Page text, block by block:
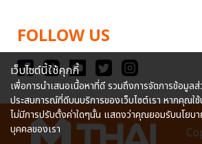
FOLLOW US
เว็บไซต์นี้ใช้คุกกี้
เพื่อการนำเสนอเนื้อหาที่ดี รวมถึงการจัดการข้อมูล
ประสบการณ์ที่ดีบนบริการของเว็บไซต์เรา หากคุณใ
ไม่มีการปรับตั้งค่าใดๆนั้น แสดงว่าคุณยอมรับนโยบ
บุคคลของเรา